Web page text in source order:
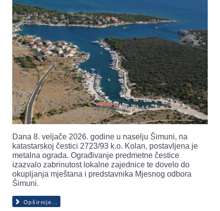
Dana 8. veljače 2026. godine u naselju Šimuni, na
katastarskoj čestici 2723/93 k.o. Kolan, postavljena je
metalna ograda. Ograđivanje predmetne čestice
izazvalo zabrinutost lokalne zajednice te dovelo do
okupljanja mještana i predstavnika Mjesnog odbora
Šimuni.
Opširnije...